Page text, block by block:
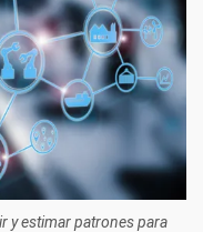
y estimar patrones para